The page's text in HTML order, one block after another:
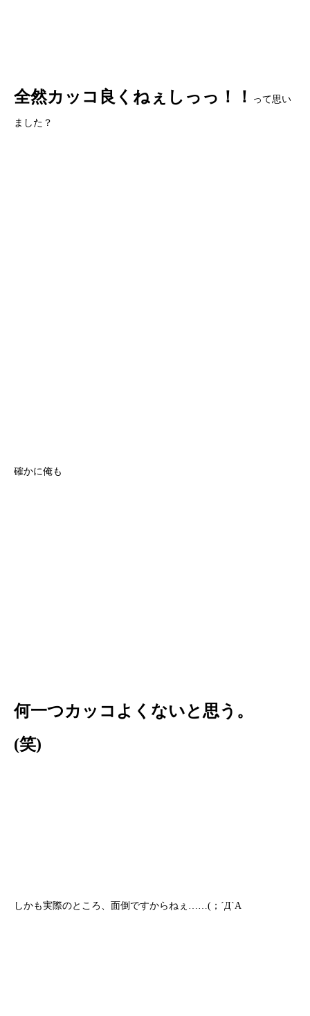
全然カッコ良くねぇしっっ！！ って思い
ました？
確かに俺も
何一つカッコよくないと思う。
(笑)
しかも実際のところ、面倒ですからねぇ……(；´Д`A